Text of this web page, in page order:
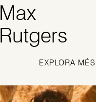
Max
Rutgers
EXPLORA MÉS